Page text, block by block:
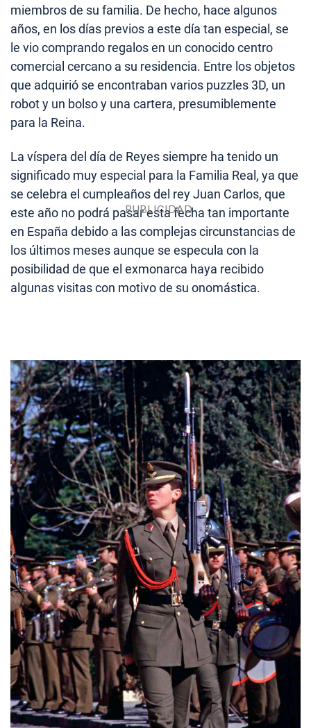
miembros de su familia. De hecho, hace algunos
años, en los días previos a este día tan especial, se
le vio comprando regalos en un conocido centro
comercial cercano a su residencia. Entre los objetos
que adquirió se encontraban varios puzzles 3D, un
robot y un bolso y una cartera, presumiblemente
para la Reina.
La víspera del día de Reyes siempre ha tenido un
significado muy especial para la Familia Real, ya que
se celebra el cumpleaños del rey Juan Carlos, que
este año no podrá pasar esta fecha tan importante
en España debido a las complejas circunstancias de
los últimos meses aunque se especula con la
posibilidad de que el exmonarca haya recibido
algunas visitas con motivo de su onomástica.